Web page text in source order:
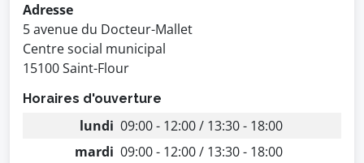
Adresse
5 avenue du Docteur-Mallet
Centre social municipal
15100 Saint-Flour
Horaires d'ouverture
lundi 09:00 - 12:00 / 13:30 - 18:00
mardi 09:00 - 12:00 / 13:30 - 18:00